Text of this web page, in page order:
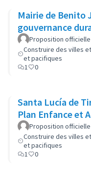
Mairie de Benito
gouvernance
Proposition officielle
Construire des villes
et pacifiques
1
0
Santa Lucía de
Plan Enfance et
Proposition officielle
Construire des villes
et pacifiques
1
0